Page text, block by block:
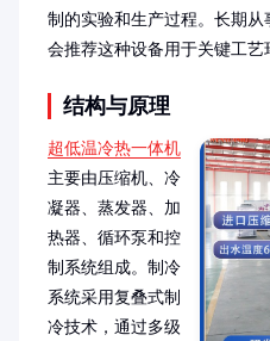
制的实验和生产过程。长期
会推荐这种设备用于关键工艺
结构与原理
超低温冷热一体机
主要由压缩机、冷
凝器、蒸发器、加
热器、循环泵和控
制系统组成。制冷
系统采用复叠式制
冷技术，通过多级